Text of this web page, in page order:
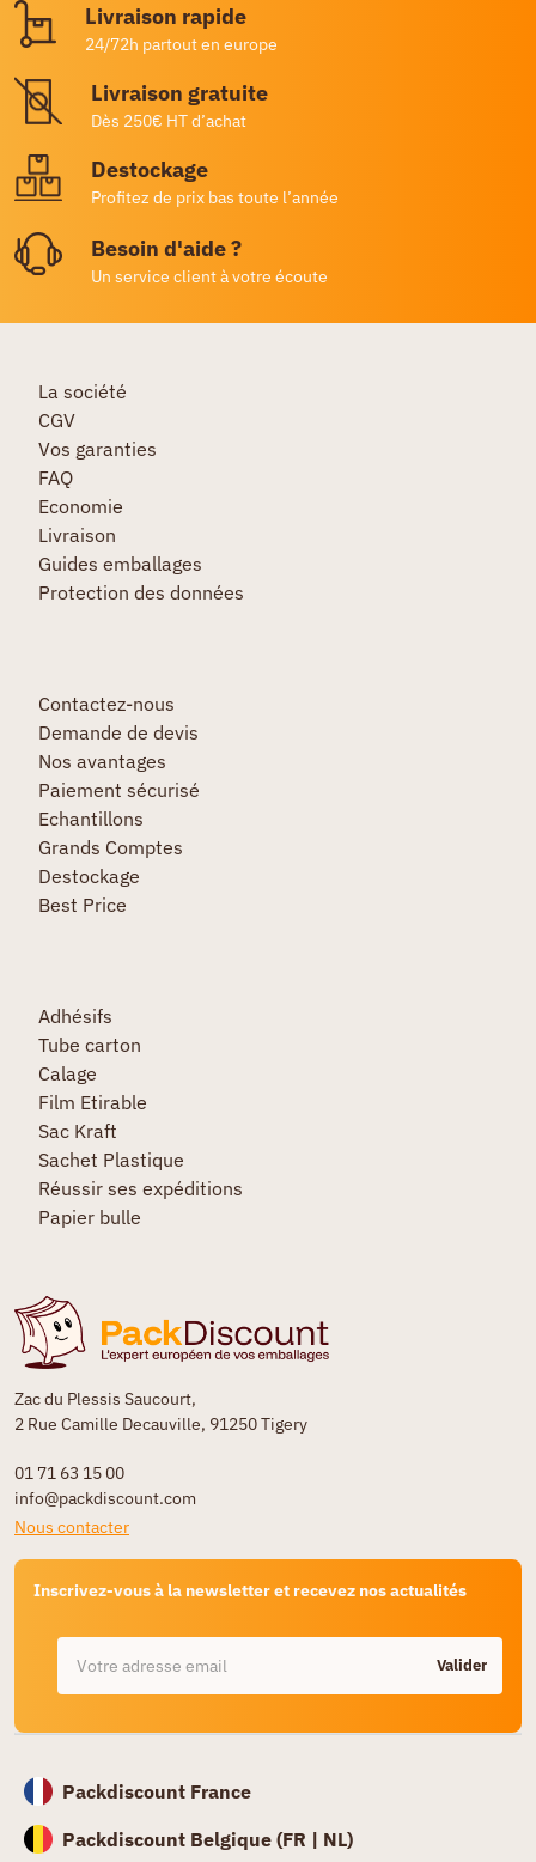
Livraison rapide
24/72h partout en europe
Livraison gratuite
Dès 250€ HT d’achat
Destockage
Profitez de prix bas toute l’année
Besoin d'aide ?
Un service client à votre écoute
Zac du Plessis Saucourt,
2 Rue Camille Decauville, 91250 Tigery
01 71 63 15 00
info@packdiscount.com
Nous contacter
Inscrivez-vous à la newsletter et recevez nos actualités
Valider
La société
CGV
Vos garanties
FAQ
Economie
Livraison
Guides emballages
Protection des données
Contactez-nous
Demande de devis
Nos avantages
Paiement sécurisé
Echantillons
Grands Comptes
Destockage
Best Price
Adhésifs
Tube carton
Calage
Film Etirable
Sac Kraft
Sachet Plastique
Réussir ses expéditions
Papier bulle
Packdiscount France
Packdiscount Belgique (FR | NL)